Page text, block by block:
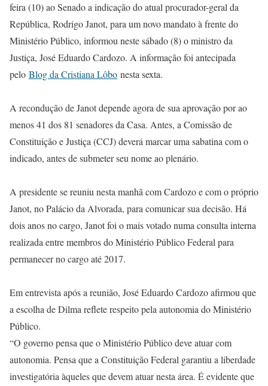
feira (10) ao Senado a indicação do atual procurador-geral da
República, Rodrigo Janot, para um novo mandato à frente do
Ministério Público, informou neste sábado (8) o ministro da
Justiça, José Eduardo Cardozo. A informação foi antecipada
pelo Blog da Cristiana Lôbo nesta sexta.
A recondução de Janot depende agora de sua aprovação por ao
menos 41 dos 81 senadores da Casa. Antes, a Comissão de
Constituição e Justiça (CCJ) deverá marcar uma sabatina com o
indicado, antes de submeter seu nome ao plenário.
A presidente se reuniu nesta manhã com Cardozo e com o próprio
Janot, no Palácio da Alvorada, para comunicar sua decisão. Há
dois anos no cargo, Janot foi o mais votado numa consulta interna
realizada entre membros do Ministério Público Federal para
permanecer no cargo até 2017.
Em entrevista após a reunião, José Eduardo Cardozo afirmou que
a escolha de Dilma reflete respeito pela autonomia do Ministério
Público.
“O governo pensa que o Ministério Público deve atuar com
autonomia. Pensa que a Constituição Federal garantiu a liberdade
investigatória àqueles que devem atuar nesta área. É evidente que